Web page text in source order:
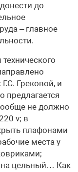
до
– главное
Грековой, и
предлагается
не должно
v; в
плафонами
места у
на цельный… Как